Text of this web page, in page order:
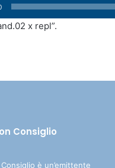
x repl”.
Consiglio
è un’emittente